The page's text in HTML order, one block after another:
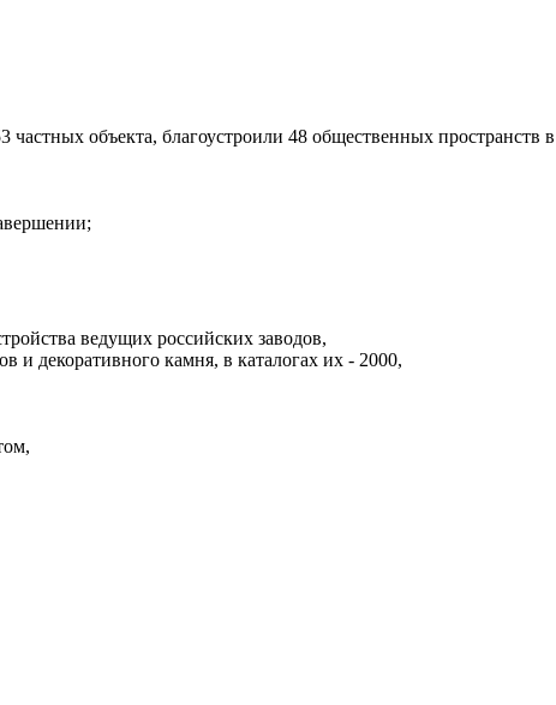
объекта, благоустроили 48 общественных пространств
ведущих российских заводов,
и декоративного камня, в каталогах их - 2000,